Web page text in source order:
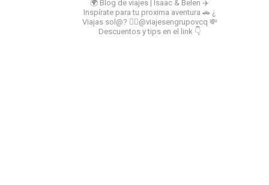
🌍 Blog de viajes | Isaac & Belen ✈️
Inspírate para tu proxima aventura 🚗 ¿
Viajas sol@? 👉🏻@viajesengrupovcq 💸
Descuentos y tips en el link 👇